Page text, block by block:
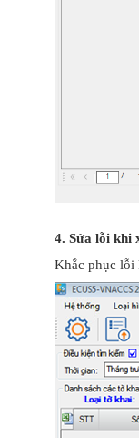
4. Sửa lỗi khi
Khắc phục lỗi